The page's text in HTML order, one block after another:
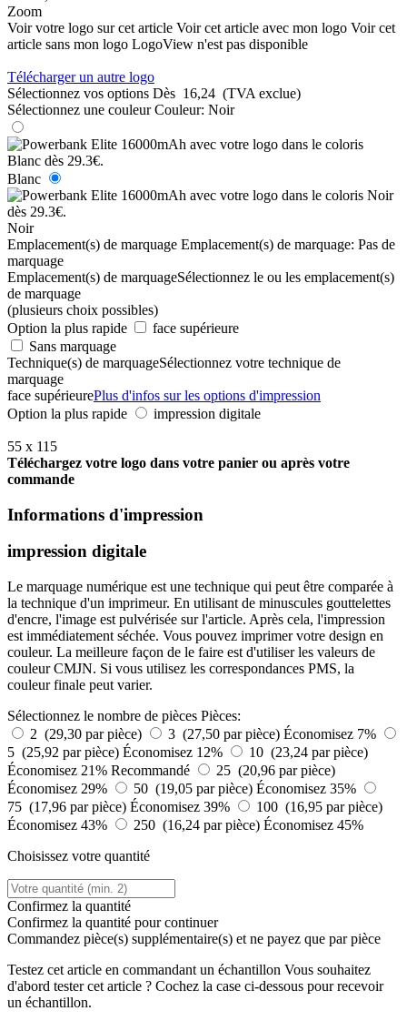
Zoom
Voir votre logo sur cet article Voir cet article avec mon logo Voir cet
article sans mon logo LogoView n'est pas disponible
Télécharger un autre logo
Sélectionnez vos options Dès 16,24 (TVA exclue)
Sélectionnez une couleur Couleur: Noir
Blanc
Noir
Emplacement(s) de marquage Emplacement(s) de marquage: Pas de
marquage
Emplacement(s) de marquageSélectionnez le ou les emplacement(s)
de marquage
(plusieurs choix possibles)
Option la plus rapide
face supérieure
Sans marquage
Technique(s) de marquageSélectionnez votre technique de
marquage
face supérieurePlus d'infos sur les options d'impression
Option la plus rapide
impression digitale
55 x 115
Téléchargez votre logo dans votre panier ou après votre
commande
Informations d'impression
impression digitale
Le marquage numérique est une technique qui peut être comparée à
la technique d'un imprimeur. En utilisant de minuscules gouttelettes
d'encre, l'image est pulvérisée sur l'article. Après cela, l'impression
est immédiatement séchée. Vous pouvez imprimer votre design en
couleur. La meilleure façon de le faire est d'utiliser les valeurs de
couleur CMJN. Si vous utilisez les correspondances PMS, la
couleur finale peut varier.
Sélectionnez le nombre de pièces Pièces:
2 (29,30 par pièce)
3 (27,50 par pièce) Économisez 7%
5 (25,92 par pièce) Économisez 12%
10 (23,24 par pièce)
Économisez 21% Recommandé
25 (20,96 par pièce)
Économisez 29%
50 (19,05 par pièce) Économisez 35%
75 (17,96 par pièce) Économisez 39%
100 (16,95 par pièce)
Économisez 43%
250 (16,24 par pièce) Économisez 45%
Choisissez votre quantité
Confirmez la quantité
Confirmez la quantité pour continuer
Commandez pièce(s) supplémentaire(s) et ne payez que par pièce
Testez cet article en commandant un échantillon Vous souhaitez
d'abord tester cet article ? Cochez la case ci-dessous pour recevoir
un échantillon.